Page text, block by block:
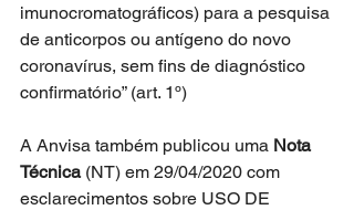
imunocromatográficos) para a pesquisa
de anticorpos ou antígeno do novo
coronavírus, sem fins de diagnóstico
confirmatório” (art. 1º)
A Anvisa também publicou uma Nota
Técnica (NT) em 29/04/2020 com
esclarecimentos sobre USO DE